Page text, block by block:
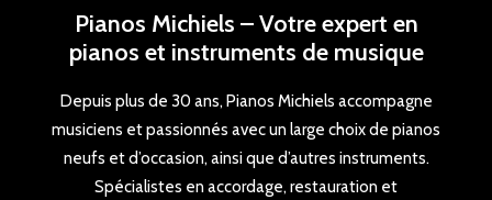
Pianos Michiels – Votre expert en
pianos et instruments de musique
Depuis plus de 30 ans, Pianos Michiels accompagne
musiciens et passionnés avec un large choix de pianos
neufs et d’occasion, ainsi que d’autres instruments.
Spécialistes en accordage, restauration et